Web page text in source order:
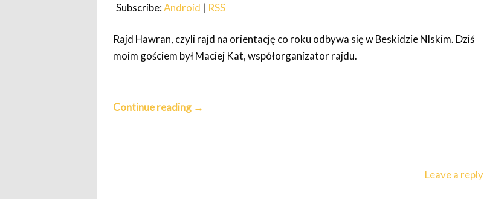
Subscribe:Android | RSS
Rajd Hawran, czyli rajd na orientację co roku odbywa się w Beskidzie NIskim. Dziś
moim gościem był Maciej Kat, współorganizator rajdu.
Continue reading →
Leave a reply